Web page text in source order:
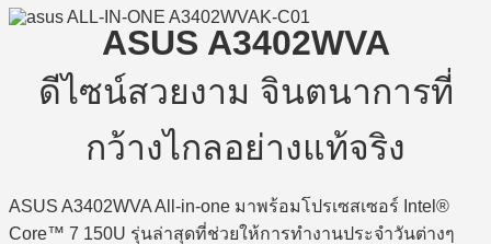
ASUS A3402WVA
ดีไซน์สวยงาม จินตนาการที่
กว้างไกลอย่างแท้จริง
ASUS A3402WVA All-in-one มาพร้อมโปรเซสเซอร์ Intel®
Core™ 7 150U รุ่นล่าสุดที่ช่วยให้การทำงานประจำวันต่างๆ